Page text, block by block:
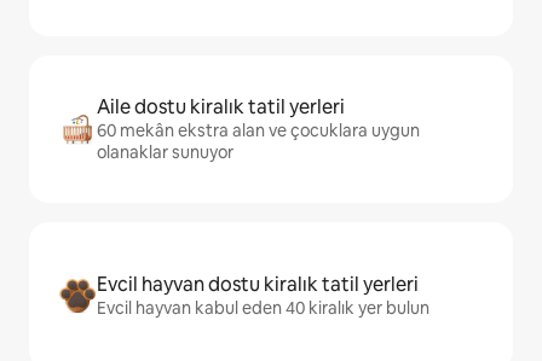
Aile dostu kiralık tatil yerleri
60 mekân ekstra alan ve çocuklara uygun
olanaklar sunuyor
Evcil hayvan dostu kiralık tatil yerleri
Evcil hayvan kabul eden 40 kiralık yer bulun